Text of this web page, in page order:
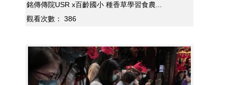
銘傳傳院USR x百齡國小 種香草學習食農...
觀看次數：
386